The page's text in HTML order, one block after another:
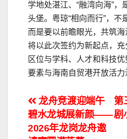
学地处湛江、“融湾向海”，
头堡。粤琼“相向而行”，不
而是要以前瞻眼光，共筑
将以此次签约为新起点，充
区位与学科、人才和科技
要素与海南自贸港开放活力
文
章
第
剧
龙舟竞渡迎端午
碧水龙城展新颜——
2026年龙岗龙舟邀